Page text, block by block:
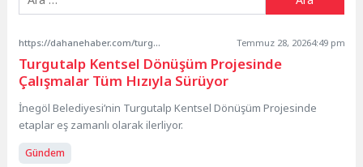
https://dahanehaber.com/turgutalp-kentsel-donusum-projesinde-calismalar-tum-hiziyla-suruyor/ Temmuz 28, 20264:49 pm
Turgutalp Kentsel Dönüşüm Projesinde
Çalışmalar Tüm Hızıyla Sürüyor
İnegöl Belediyesi’nin Turgutalp Kentsel Dönüşüm Projesinde
etaplar eş zamanlı olarak ilerliyor.
Gündem